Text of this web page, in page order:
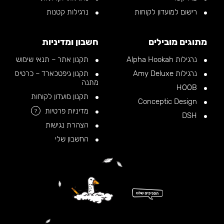
רישום למועדון לקוחות
נרגילות קטנות
מתוגים מובילים
נרגילות Alpha Hookah
נרגילות Amy Deluxe
חשבון ומדיניות
תקנון אתר – תנאי שימוש
תקנון גיפטכארד – כרטיס
מתנה
תקנון מועדון לקוחות
מדיניות פרטיות
?
הצהרת נגישות
החשבון שלי